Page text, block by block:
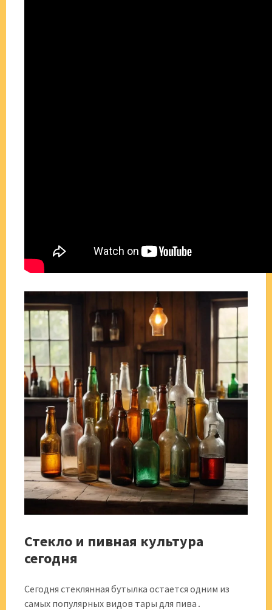
Стекло и пивная культура
сегодня
Сегодня стеклянная бутылка остается одним из
самых популярных видов тары для пива․